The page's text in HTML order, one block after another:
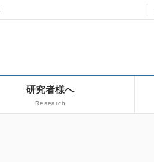
研究者様へ
Research